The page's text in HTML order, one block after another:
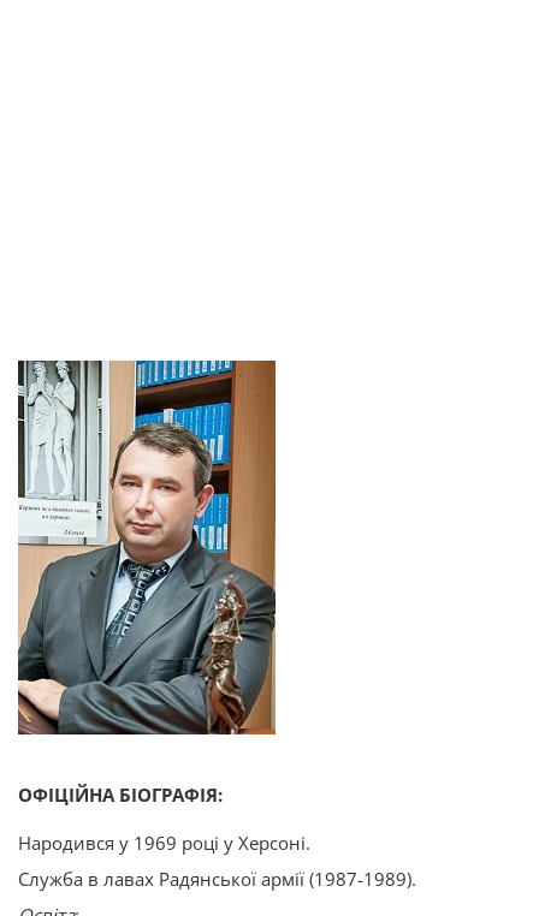
ОФІЦІЙНА БІОГРАФІЯ:
Народився у 1969 році у Херсоні.
Служба в лавах Радянської армії (1987-1989).